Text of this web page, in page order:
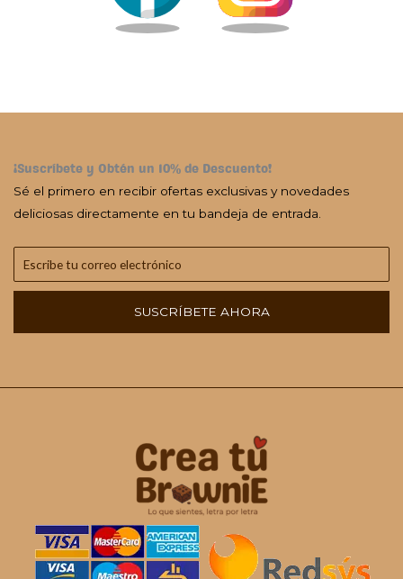
¡Suscríbete y Obtén un 10% de Descuento!
Sé el primero en recibir ofertas exclusivas y novedades
deliciosas directamente en tu bandeja de entrada.
SUSCRÍBETE AHORA